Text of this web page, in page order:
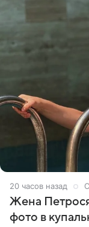
20 часов назад
Жена
фото в